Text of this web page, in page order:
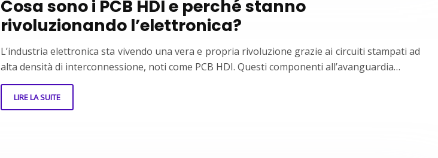
Cosa sono i PCB HDI e perché stanno
rivoluzionando l’elettronica?
L’industria elettronica sta vivendo una vera e propria rivoluzione grazie ai circuiti stampati ad
alta densità di interconnessione, noti come PCB HDI. Questi componenti all’avanguardia…
LIRE LA SUITE